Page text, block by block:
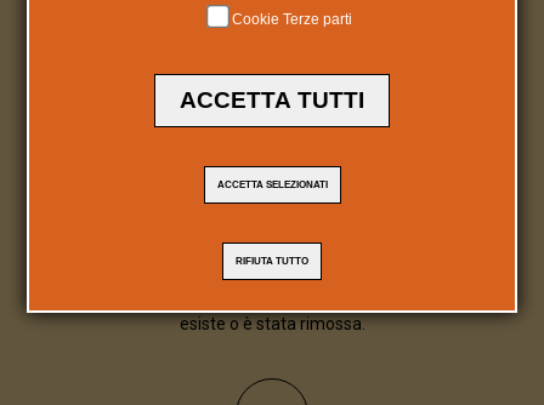
404
esiste o è stata rimossa.
Cookie Terze parti
ACCETTA TUTTI
ACCETTA SELEZIONATI
RIFIUTA TUTTO